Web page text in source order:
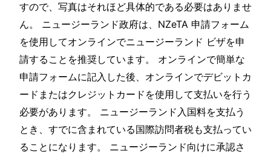
すので、写真はそれほど具体的である必要はありませ
ん。 ニュージーランド政府は、NZeTA 申請フォーム
を使用してオンラインでニュージーランド ビザを申
請することを推奨しています。 オンラインで簡単な
申請フォームに記入した後、オンラインでデビットカ
ードまたはクレジットカードを使用して支払いを行う
必要があります。 ニュージーランド入国料を支払う
とき、すでに含まれている国際訪問者税も支払ってい
ることになります。 ニュージーランド向けに承認さ